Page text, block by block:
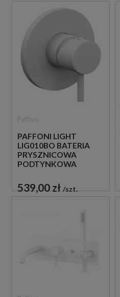
PAFFONI LIGHT
LIG010BO BATERIA
PRYSZNICOWA
PODTYNKOWA
BIAŁA
539,00 zł szt.